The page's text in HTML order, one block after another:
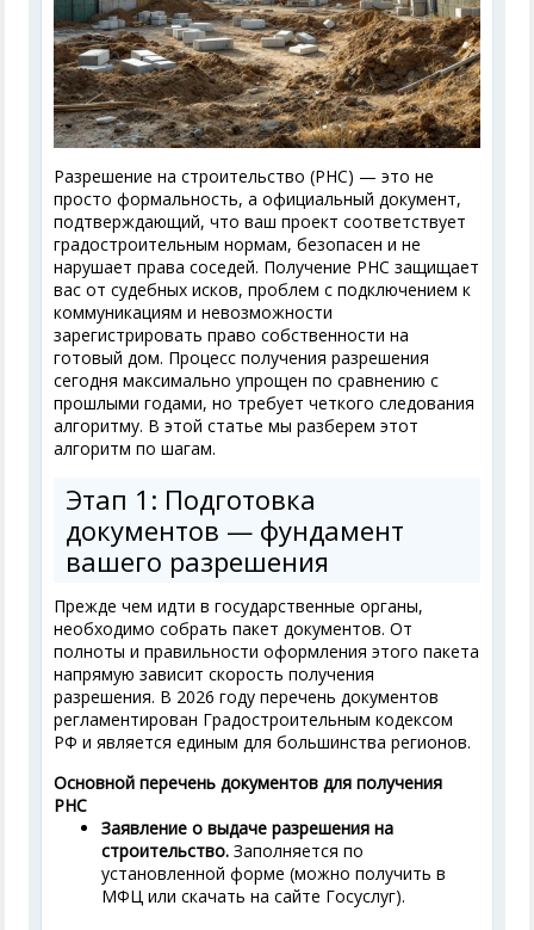
Разрешение на строительство (РНС) — это не
просто формальность, а официальный документ,
подтверждающий, что ваш проект соответствует
градостроительным нормам, безопасен и не
нарушает права соседей. Получение РНС защищает
вас от судебных исков, проблем с подключением к
коммуникациям и невозможности
зарегистрировать право собственности на
готовый дом. Процесс получения разрешения
сегодня максимально упрощен по сравнению с
прошлыми годами, но требует четкого следования
алгоритму. В этой статье мы разберем этот
алгоритм по шагам.
Этап 1: Подготовка
документов — фундамент
вашего разрешения
Прежде чем идти в государственные органы,
необходимо собрать пакет документов. От
полноты и правильности оформления этого пакета
напрямую зависит скорость получения
разрешения. В 2026 году перечень документов
регламентирован Градостроительным кодексом
РФ и является единым для большинства регионов.
Основной перечень документов для получения
РНС
Заявление о выдаче разрешения на
строительство. Заполняется по
установленной форме (можно получить в
МФЦ или скачать на сайте Госуслуг).